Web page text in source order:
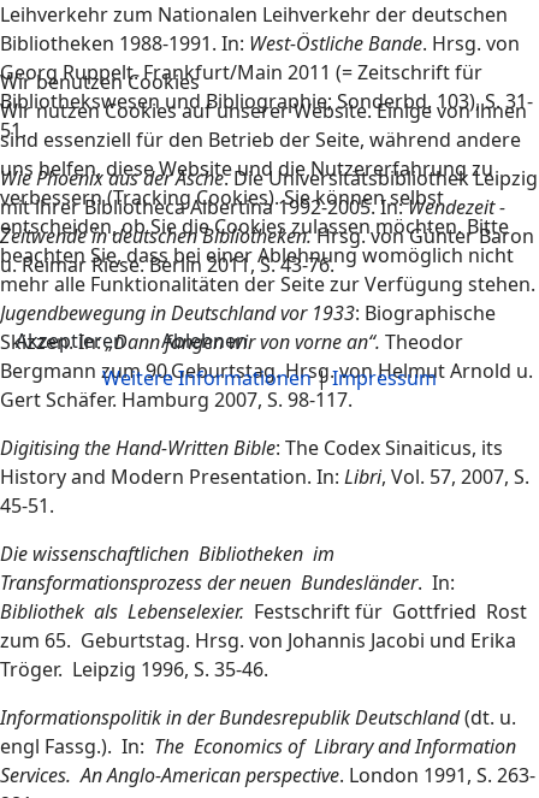
Leihverkehr zum Nationalen Leihverkehr der deutschen
Bibliotheken 1988-1991. In: West-Östliche Bande. Hrsg. von
Georg Ruppelt. Frankfurt/Main 2011 (= Zeitschrift für
Bibliothekswesen und Bibliographie; Sonderbd. 103), S. 31-
51.
Wie Phoenix aus der Asche. Die Universitätsbibliothek Leipzig
mit ihrer Bibliotheca Albertina 1992-2005. In:Wendezeit -
Zeitwende in deutschen Bibliotheken.Hrsg. von Günter Baron
u. Reimar Riese. Berlin 2011, S. 43-76.
Jugendbewegung in Deutschland vor 1933: Biographische
Skizzen. In:„Dann fangen wir von vorne an“. Theodor
Bergmann zum 90.Geburtstag. Hrsg. von Helmut Arnold u.
Gert Schäfer. Hamburg 2007, S. 98-117.
Digitising the Hand-Written Bible: The Codex Sinaiticus, its
History and Modern Presentation. In: Libri, Vol. 57, 2007, S.
45-51.
Die wissenschaftlichen Bibliotheken im
Transformationsprozess der neuen Bundesländer. In:
Bibliothek als Lebenselexier. Festschrift für Gottfried Rost
zum 65. Geburtstag. Hrsg. von Johannis Jacobi und Erika
Tröger. Leipzig 1996, S. 35-46.
Informationspolitik in der Bundesrepublik Deutschland(dt. u.
engl Fassg.). In: The Economics of Library and Information
Services. An Anglo-American perspective. London 1991, S. 263-
Wir benutzen Cookies
Wir nutzen Cookies auf unserer Website. Einige von ihnen
sind essenziell für den Betrieb der Seite, während andere
uns helfen, diese Website und die Nutzererfahrung zu
verbessern (Tracking Cookies). Sie können selbst
entscheiden, ob Sie die Cookies zulassen möchten. Bitte
beachten Sie, dass bei einer Ablehnung womöglich nicht
mehr alle Funktionalitäten der Seite zur Verfügung stehen.
Akzeptieren
Ablehnen
Weitere Informationen|Impressum